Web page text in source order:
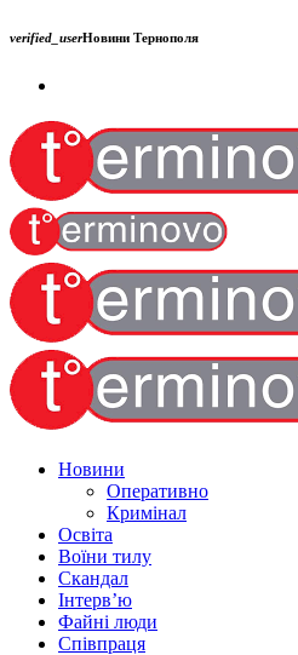
verified_userНовини Тернополя
Новини
Оперативно
Кримінал
Освіта
Воїни тилу
Скандал
Інтерв’ю
Файні люди
Співпраця